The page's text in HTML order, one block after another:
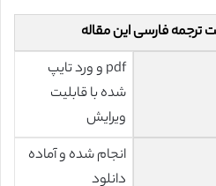
فارسی این مقاله
pdf و ورد تایپ
شده با قابلیت
ویرایش
انجام شده و آماده
دانلود